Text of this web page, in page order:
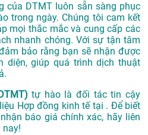
của DTMT luôn sẵn sàng phục
trong ngày. Chúng tôi cam kết
mọi thắc mắc và cung cấp các
nhanh chóng. Với sự tận tâm
bảo rằng bạn sẽ nhận được
diện, giúp quá trình dịch thuật
tự hào là đối tác tin cậy
Hợp đồng kinh tế tại . Để biết
báo giá chính xác, hãy liên
nay!